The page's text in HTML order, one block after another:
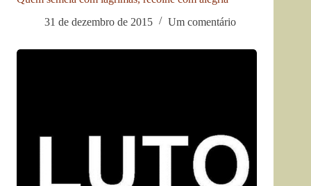
31 de dezembro de 2015
Um comentário